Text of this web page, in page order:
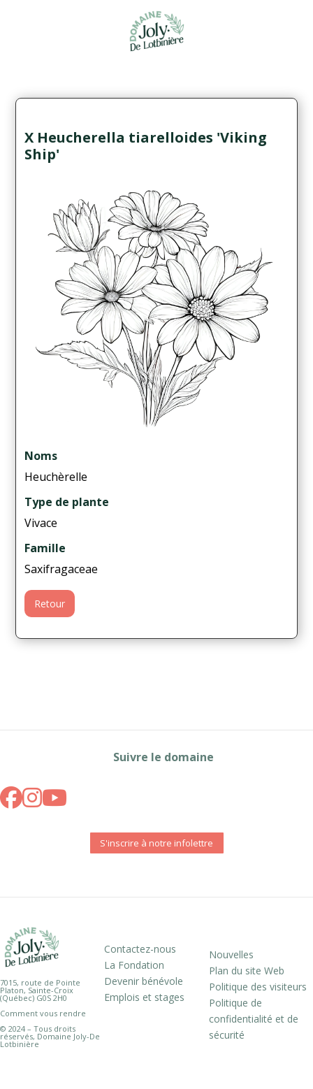
X Heucherella tiarelloides 'Viking
Ship'
Noms
Heuchèrelle
Type de plante
Vivace
Famille
Saxifragaceae
Retour
Suivre le domaine
S'inscrire à notre infolettre
7015, route de Pointe
Platon, Sainte-Croix
(Québec) G0S 2H0
Comment vous rendre
© 2024 – Tous droits
réservés, Domaine Joly-De
Lotbinière
Contactez-nous
La Fondation
Devenir bénévole
Emplois et stages
Nouvelles
Plan du site Web
Politique des visiteurs
Politique de
confidentialité et de
sécurité